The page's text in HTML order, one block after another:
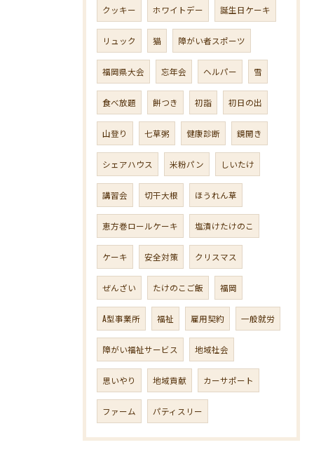
クッキー ホワイトデー 誕生日ケーキ
リュック 猫 障がい者スポーツ
福岡県大会 忘年会 ヘルパー 雪
食べ放題 餅つき 初詣 初日の出
山登り 七草粥 健康診断 鏡開き
シェアハウス 米粉パン しいたけ
講習会 切干大根 ほうれん草
恵方巻ロールケーキ 塩漬けたけのこ
ケーキ 安全対策 クリスマス
ぜんざい たけのこご飯 福岡
A型事業所 福祉 雇用契約 一般就労
障がい福祉サービス 地域社会
思いやり 地域貢献 カーサポート
ファーム パティスリー